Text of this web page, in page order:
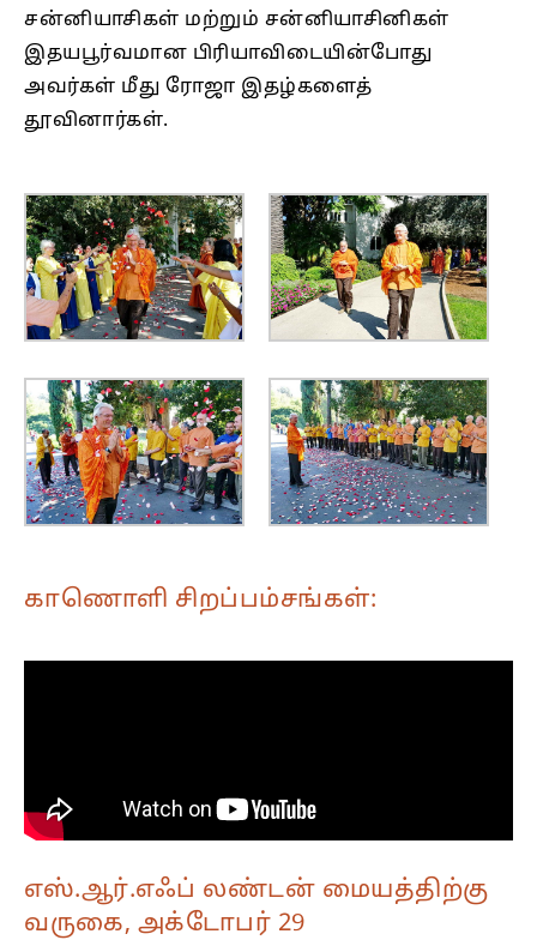
சன்னியாசிகள் மற்றும் சன்னியாசினிகள்
இதயபூர்வமான பிரியாவிடையின்போது
அவர்கள் மீது ரோஜா இதழ்களைத்
தூவினார்கள்.
காணொளி சிறப்பம்சங்கள்:
எஸ்.ஆர்.எஃப் லண்டன் மையத்திற்கு
வருகை, அக்டோபர் 29